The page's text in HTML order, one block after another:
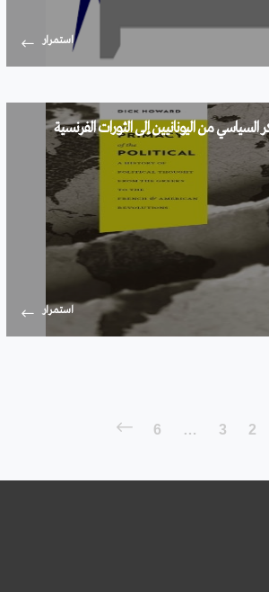
استمرار
السياسي من اليونانيين إلى الثورات الفرنسية
استمرار
2
3
…
6